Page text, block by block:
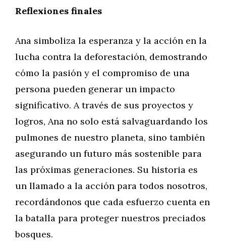
Reflexiones finales
Ana simboliza la esperanza y la acción en la
lucha contra la deforestación, demostrando
cómo la pasión y el compromiso de una
persona pueden generar un impacto
significativo. A través de sus proyectos y
logros, Ana no solo está salvaguardando los
pulmones de nuestro planeta, sino también
asegurando un futuro más sostenible para
las próximas generaciones. Su historia es
un llamado a la acción para todos nosotros,
recordándonos que cada esfuerzo cuenta en
la batalla para proteger nuestros preciados
bosques.